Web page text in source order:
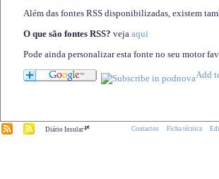
Além das fontes RSS disponibilizadas, existem
O que são fontes RSS? veja aqui
Pode ainda personalizar esta fonte no seu motor
Diário Insular.pt Contactos Ficha técnica